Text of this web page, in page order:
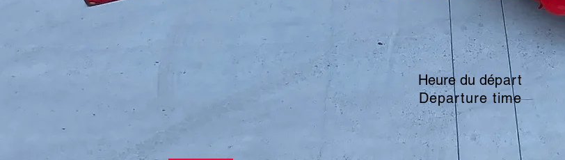
Heure du départ
Departure time